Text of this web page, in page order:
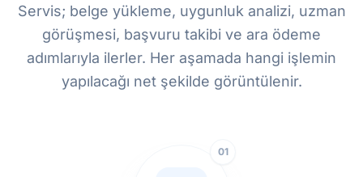
Servis; belge yükleme, uygunluk analizi, uzman
görüşmesi, başvuru takibi ve ara ödeme
adımlarıyla ilerler. Her aşamada hangi işlemin
yapılacağı net şekilde görüntülenir.
01